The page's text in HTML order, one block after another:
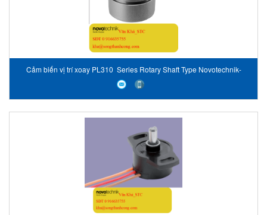
Cảm biến vị trí xoay PL310 Series Rotary Shaft Type Novotechnik-
Vietnam